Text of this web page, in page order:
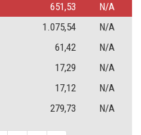
651,53
N/A
1.075,54
N/A
61,42
N/A
17,29
N/A
17,12
N/A
279,73 N/A